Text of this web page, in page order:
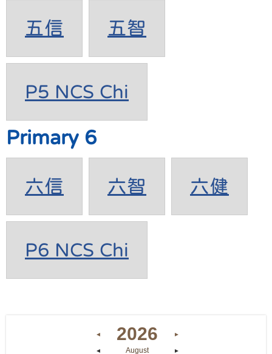
五信 五智
P5 NCS Chi
Primary 6
六信 六智 六健
P6 NCS Chi
◄ 2026 ►
◄ August ►